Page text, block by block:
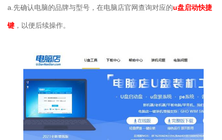
a.先确认电脑的品牌与型号，在电脑店官网查询对应的u盘启动快捷
键 ，以便后续操作。